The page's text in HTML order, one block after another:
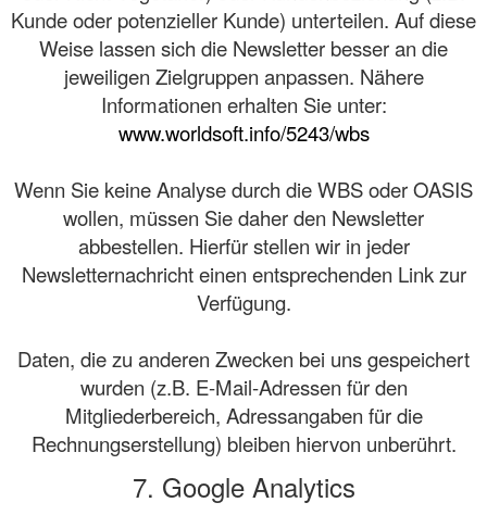
Kunde oder potenzieller Kunde) unterteilen. Auf diese
Weise lassen sich die Newsletter besser an die
jeweiligen Zielgruppen anpassen. Nähere
Informationen erhalten Sie unter:
www.worldsoft.info/5243/wbs
Wenn Sie keine Analyse durch die WBS oder OASIS
wollen, müssen Sie daher den Newsletter
abbestellen. Hierfür stellen wir in jeder
Newsletternachricht einen entsprechenden Link zur
Verfügung.
Daten, die zu anderen Zwecken bei uns gespeichert
wurden (z.B. E-Mail-Adressen für den
Mitgliederbereich, Adressangaben für die
Rechnungserstellung) bleiben hiervon unberührt.
7. Google Analytics